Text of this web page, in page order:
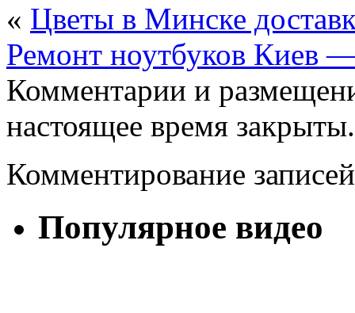
« Цветы в Минске
Ремонт ноутбуков Киев
Комментарии и
настоящее время закрыты.
Комментирование
Популярное видео